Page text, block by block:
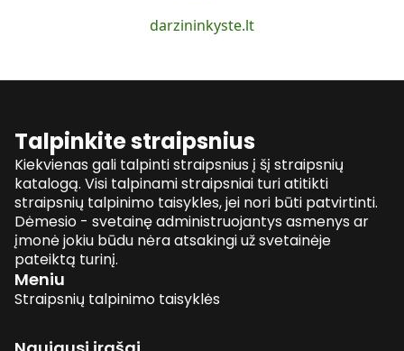
darzininkyste.lt
Talpinkite straipsnius
Kiekvienas gali talpinti straipsnius į šį straipsnių
katalogą. Visi talpinami straipsniai turi atitikti
straipsnių talpinimo taisykles, jei nori būti patvirtinti.
Dėmesio - svetainę administruojantys asmenys ar
įmonė jokiu būdu nėra atsakingi už svetainėje
pateiktą turinį.
Meniu
Straipsnių talpinimo taisyklės